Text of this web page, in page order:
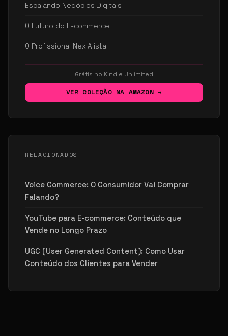
Escalando Negócios Digitais
O Futuro do E-commerce
O Profissional NexIAlista
Grátis no Kindle Unlimited
VER COLEÇÃO NA AMAZON →
RELACIONADOS
Voice Commerce: O Consumidor Vai Comprar
Falando?
YouTube para E-commerce: Conteúdo que
Vende no Longo Prazo
UGC (User Generated Content): Como Usar
Conteúdo dos Clientes para Vender